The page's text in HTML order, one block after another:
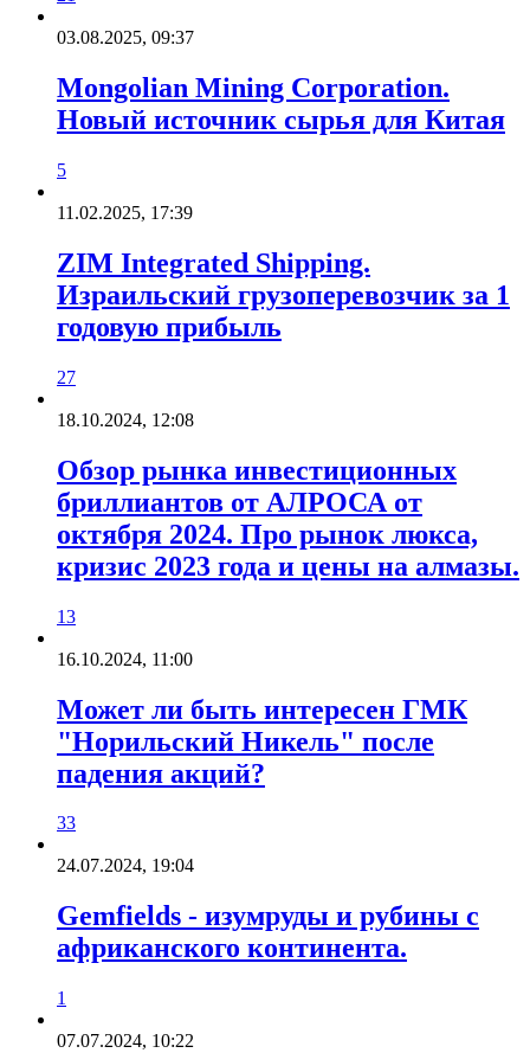
03.08.2025, 09:37
Mongolian Mining Corporation.
Новый источник сырья для Китая
5
11.02.2025, 17:39
ZIM Integrated Shipping.
Израильский грузоперевозчик за 1
годовую прибыль
27
18.10.2024, 12:08
Обзор рынка инвестиционных
бриллиантов от АЛРОСА от
октября 2024. Про рынок люкса,
кризис 2023 года и цены на алмазы.
13
16.10.2024, 11:00
Может ли быть интересен ГМК
"Норильский Никель" после
падения акций?
33
24.07.2024, 19:04
Gemfields - изумруды и рубины с
африканского континента.
1
07.07.2024, 10:22